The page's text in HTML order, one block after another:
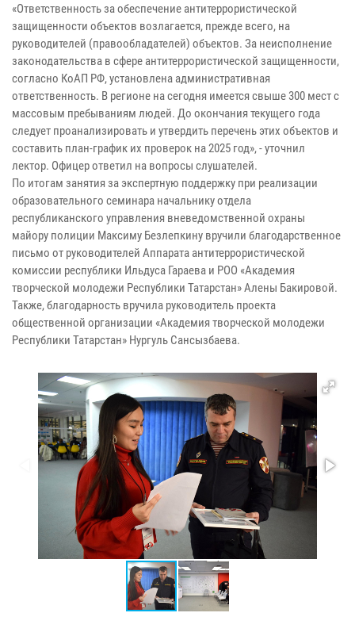
«Ответственность за обеспечение антитеррористической
защищенности объектов возлагается, прежде всего, на
руководителей (правообладателей) объектов. За неисполнение
законодательства в сфере антитеррористической защищенности,
согласно КоАП РФ, установлена административная
ответственность. В регионе на сегодня имеется свыше 300 мест с
массовым пребываниям людей. До окончания текущего года
следует проанализировать и утвердить перечень этих объектов и
составить план-график их проверок на 2025 год», - уточнил
лектор. Офицер ответил на вопросы слушателей.
По итогам занятия за экспертную поддержку при реализации
образовательного семинара начальнику отдела
республиканского управления вневедомственной охраны
майору полиции Максиму Безлепкину вручили благодарственное
письмо от руководителей Аппарата антитеррористической
комиссии республики Ильдуса Гараева и РОО «Академия
творческой молодежи Республики Татарстан» Алены Бакировой.
Также, благодарность вручила руководитель проекта
общественной организации «Академия творческой молодежи
Республики Татарстан» Нургуль Сансызбаева.